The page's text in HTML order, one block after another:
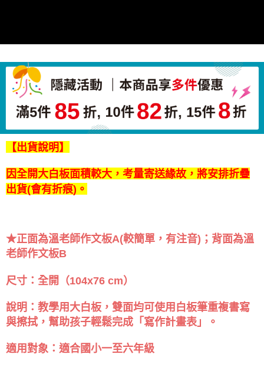
【出貨說明】
因全開大白板面積較大，考量寄送緣故，將安排折疊
出貨(會有折痕)。
★正面為溫老師作文板A(較簡單，有注音)；背面為溫
老師作文板B
尺寸：全開（104x76 cm）
說明：教學用大白板，雙面均可使用白板筆重複書寫
與擦拭，幫助孩子輕鬆完成「寫作計畫表」。
適用對象：適合國小一至六年級